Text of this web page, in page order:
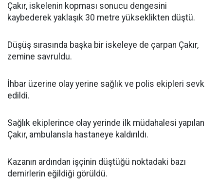
Çakır, iskelenin kopması sonucu dengesini
kaybederek yaklaşık 30 metre yükseklikten düştü.
Düşüş sırasında başka bir iskeleye de çarpan Çakır,
zemine savruldu.
İhbar üzerine olay yerine sağlık ve polis ekipleri sevk
edildi.
Sağlık ekiplerince olay yerinde ilk müdahalesi yapılan
Çakır, ambulansla hastaneye kaldırıldı.
Kazanın ardından işçinin düştüğü noktadaki bazı
demirlerin eğildiği görüldü.